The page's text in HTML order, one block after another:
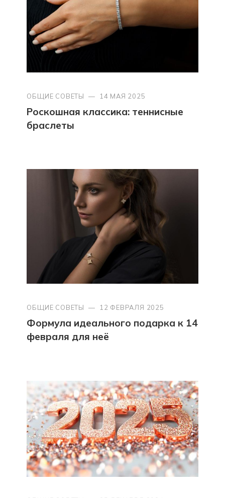
ОБЩИЕ СОВЕТЫ — 14 МАЯ 2025
Роскошная классика: теннисные
браслеты
ОБЩИЕ СОВЕТЫ — 12 ФЕВРАЛЯ 2025
Формула идеального подарка к 14
февраля для неё